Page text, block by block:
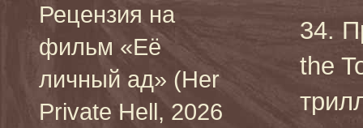
Рецензия на
фильм «Её
личный ад» (Her
Private Hell, 2026
34.
the